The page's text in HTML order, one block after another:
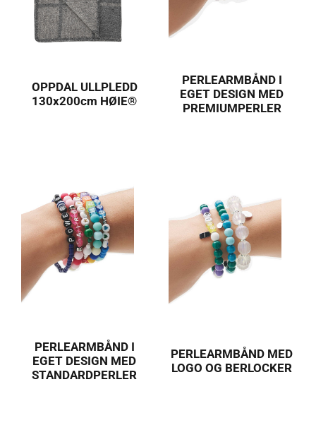
OPPDAL ULLPLEDD
130x200cm HØIE®
PERLEARMBÅND I
EGET DESIGN MED
PREMIUMPERLER
PERLEARMBÅND I
EGET DESIGN MED
STANDARDPERLER
PERLEARMBÅND MED
LOGO OG BERLOCKER